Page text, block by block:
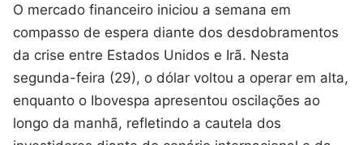
O mercado financeiro iniciou a semana em
compasso de espera diante dos desdobramentos
da crise entre Estados Unidos e Irã. Nesta
segunda-feira (29), o dólar voltou a operar em alta,
enquanto o Ibovespa apresentou oscilações ao
longo da manhã, refletindo a cautela dos